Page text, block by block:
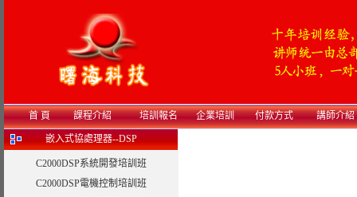
首 頁 課程介紹 培訓報名 企業培訓 付款方式 講師介紹
嵌入式協處理器--DSP
C2000DSP系統開發培訓班
C2000DSP電機控制培訓班